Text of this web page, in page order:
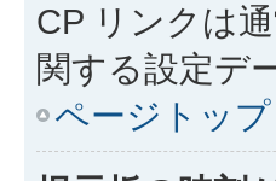
CP リンクは
関する設定デ
ページトップ